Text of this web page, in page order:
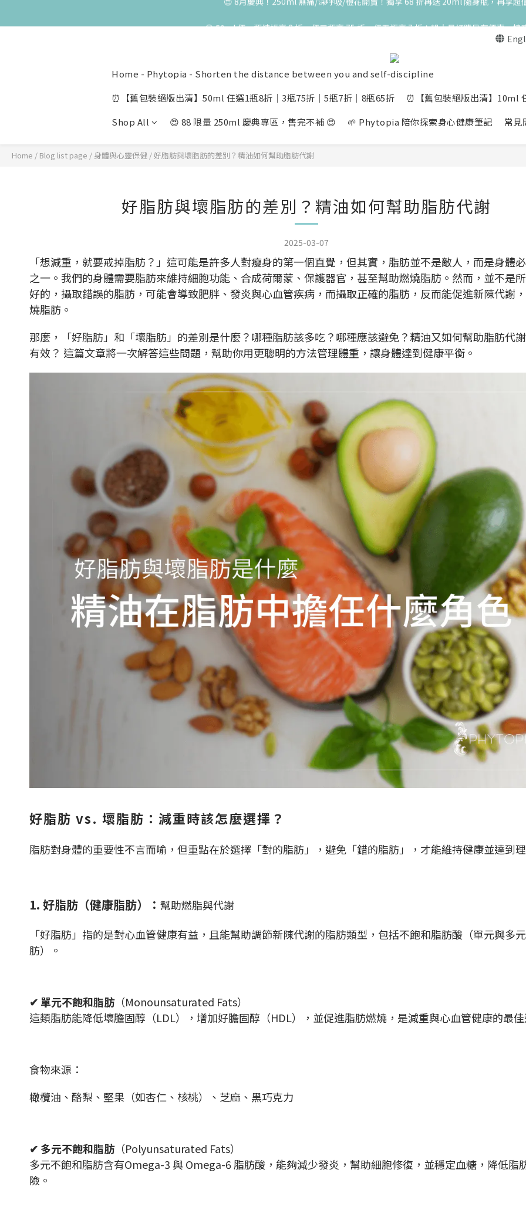
高峰期家長很安心 🧡 滿 3000 元加贈深呼吸10ml一瓶！限量送完為止
Home - Phytopia - Shorten the distance between you and self-discipline
⏰【舊包裝絕版出清】50ml 任選1瓶8折│3瓶75折│5瓶7折│8瓶65折
⏰【舊包裝絕版出清】10ml
Shop All
😍 88 限量 250ml 慶典專區，售完不補 😍 🌱 Phytopia 陪你探索身心健康筆記 常見
Home / Blog list page / 身體與心靈保健 /好脂肪與壞脂肪的差別？精油如何幫助脂肪代謝
好脂肪與壞脂肪的差別？精油如何幫助脂肪代謝
2025-03-07
「想減重，就要戒掉脂肪？」這可能是許多人對瘦身的第一個直覺，但其實，脂肪並不是敵人，而是身體
之一。我們的身體需要脂肪來維持細胞功能、合成荷爾蒙、保護器官，甚至幫助燃燒脂肪。然而，並不是
好的，攝取錯誤的脂肪，可能會導致肥胖、發炎與心血管疾病，而攝取正確的脂肪，反而能促進新陳代謝
燒脂肪。
那麼，「好脂肪」和「壞脂肪」的差別是什麼？哪種脂肪該多吃？哪種應該避免？精油又如何幫助脂肪代
有效？ 這篇文章將一次解答這些問題，幫助你用更聰明的方法管理體重，讓身體達到健康平衡。
好脂肪 vs. 壞脂肪：減重時該怎麼選擇？
脂肪對身體的重要性不言而喻，但重點在於選擇「對的脂肪」，避免「錯的脂肪」，才能維持健康並達到
1. 好脂肪（健康脂肪）： 幫助燃脂與代謝
「好脂肪」指的是對心血管健康有益，且能幫助調節新陳代謝的脂肪類型，包括不飽和脂肪酸（單元與多
肪）。
✔ 單元不飽和脂肪（Monounsaturated Fats）
這類脂肪能降低壞膽固醇（LDL），增加好膽固醇（HDL），並促進脂肪燃燒，是減重與心血管健康的最
食物來源：
橄欖油、酪梨、堅果（如杏仁、核桃）、芝麻、黑巧克力
✔ 多元不飽和脂肪（Polyunsaturated Fats）
多元不飽和脂肪含有Omega-3 與 Omega-6 脂肪酸，能夠減少發炎，幫助細胞修復，並穩定血糖，降低脂
險。